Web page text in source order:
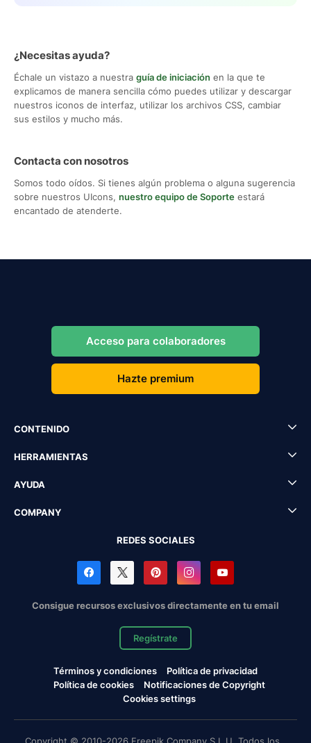
¿Necesitas ayuda?
Échale un vistazo a nuestra guía de iniciación en la que te
explicamos de manera sencilla cómo puedes utilizar y descargar
nuestros iconos de interfaz, utilizar los archivos CSS, cambiar
sus estilos y mucho más.
Contacta con nosotros
Somos todo oídos. Si tienes algún problema o alguna sugerencia
sobre nuestros UIcons, nuestro equipo de Soporte estará
encantado de atenderte.
Acceso para colaboradores
Hazte premium
CONTENIDO
HERRAMIENTAS
AYUDA
COMPANY
REDES SOCIALES
Consigue recursos exclusivos directamente en tu email
Regístrate
Términos y condiciones
Política de privacidad
Política de cookies
Notificaciones de Copyright
Cookies settings